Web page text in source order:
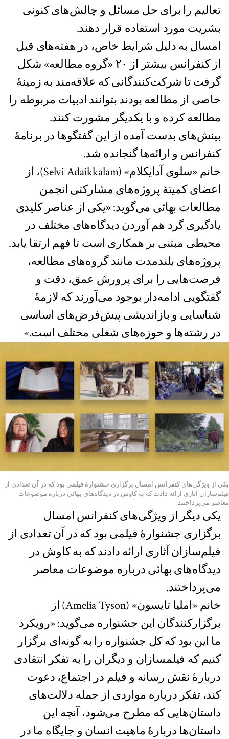
تعالیم را برای حل مسائل و چالش‌های کنونی
بشریت مورد استفاده قرار دهند.
امسال به دلیل شرایط خاص، در هفته‌های قبل
از کنفرانس بیشتر از ۲۰ «گروه مطالعه» شکل
گرفت تا شرکت‌کنندگانی که علاقه‌مند به زمینۀ
خاصی از مطالعه بودند بتوانند ادبیات مربوطه را
مطالعه کرده و با یکدیگر مشورت کنند.
بینش‌های بدست آمده از این گفتگوها در برنامۀ
کنفرانس و ارائه‌ها گنجانده شد.
خانم «سلوی آدایکلام» (Selvi Adaikkalam)، از
اعضای کمیتۀ پروژه‌های مشارکتی انجمن
مطالعات بهائی می‌گوید: «یکی از عناصر کلیدی
یادگیری گرد هم آوردن دیدگاه‌های مختلف در
محیطی مبتنی بر همکاری است تا فهم ارتقا یابد.
پروژه‌های بلندمدت مانند گروه‌های مطالعه،
فرصت‌هایی را برای پرورش عمق، دقت و
گفتگویی ادامه‌دار بوجود می‌آورند که لازمۀ
شناسایی و بازاندیشی پیش‌فرض‌های اساسی
در رشته‌ها و حوزه‌های شغلی مختلف است.»
یکی از ویژگی‌های کنفرانس امسال برگزاری جشنوارۀ فیلمی بود که در آن تعدادی از
فیلم‌سازان آثاری ارائه دادند که به کاوش در دیدگاه‌های بهائی درباره‌ موضوعات
معاصر می‌پرداختند.
یکی دیگر از ویژگی‌های کنفرانس امسال
برگزاری جشنوارۀ فیلمی بود که در آن تعدادی از
فیلم‌سازان آثاری ارائه دادند که به کاوش در
دیدگاه‌های بهائی درباره‌ موضوعات معاصر
می‌پرداختند.
خانم «املیا تایسون» (Amelia Tyson) از
برگزار‌کنندگان این جشنواره می‌گوید: «رویکرد
ما این بود که کل جشنواره را به گونه‌ای برگزار
کنیم که فیلمسازان و دیگران را به تفکر انتقادی
دربارۀ نقش رسانه و فیلم در اجتماع، دعوت
کند، تفکر درباره مواردی از جمله دلالت‌های
داستان‌هایی که مطرح می‌شود، آنچه این
داستان‌ها دربارۀ ماهیت انسان و جایگاه ما در